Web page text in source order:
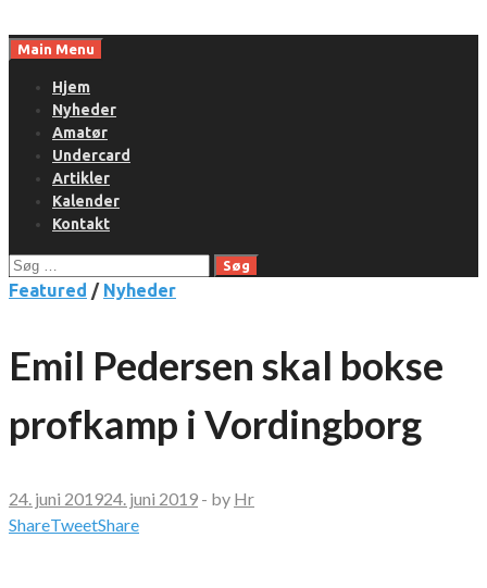
toMain Menu
Hjem
Nyheder
Amatør
Undercard
Artikler
Kalender
Kontakt
Søg
efter:
Featured / Nyheder
Emil Pedersen skal bokse
profkamp i Vordingborg
24. juni 201924. juni 2019 - by Hr
ShareTweetShare